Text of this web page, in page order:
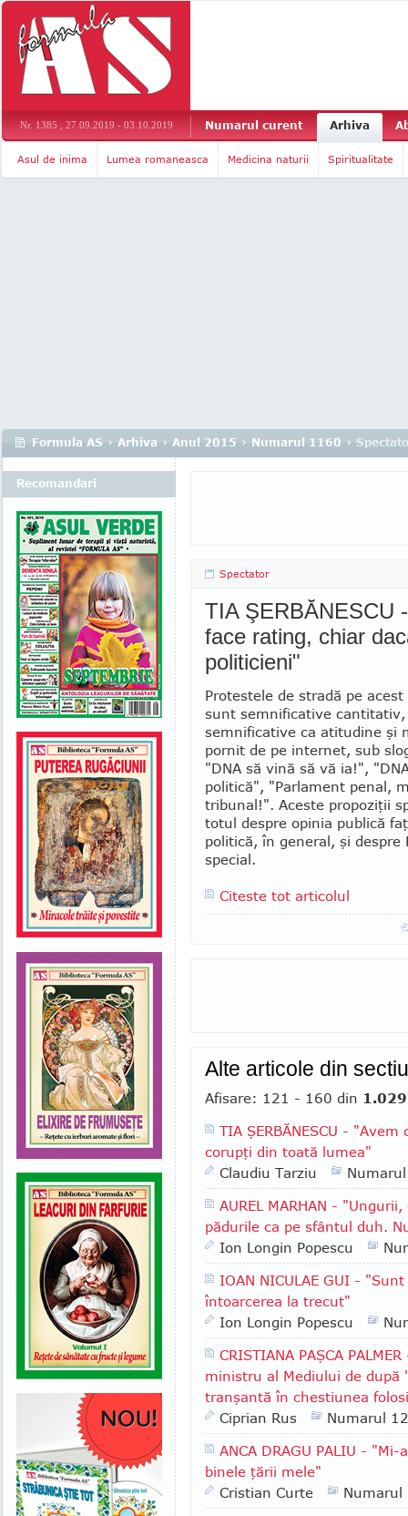
Nr. 1385 , 27.09.2019 - 03.10.2019 Numarul curent Arhiva
Asul de inima Lumea romaneasca Medicina naturii Spiritualitate
Formula AS › Arhiva › Anul 2015 › Numarul 1160 ›
Spectator
TIA ŞERBĂNESCU
face rating, chiar
politicieni"
Protestele de stradă pe
sunt sem­­nificative
semnificative ca ati­tudine şi
pornit de pe internet, sub
"DNA să vină să vă ia!",
poli­ti­că", "Parlament penal,
tribunal!". Aceste pro­poziţii
totul despre opinia publică
politică, în general, şi despre
special.
Citeste tot articolul
Alte articole din
Afisare: 121 - 160 din 1.029
TIA ŞERBĂNESCU -
corupţi din toată lumea"
Claudiu Tarziu
AUREL MARHAN -
pădurile ca pe sfântul duh.
Ion Longin Popescu
IOAN NICULAE GUI -
întoarcerea la trecut"
Ion Longin Popescu
CRISTIANA PAŞCA
ministru al Mediului de după
tranşantă în chestiunea
Ciprian Rus
Numarul
ANCA DRAGU PALIU -
binele ţării mele"
Cristian Curte
Numarul
Recomandari